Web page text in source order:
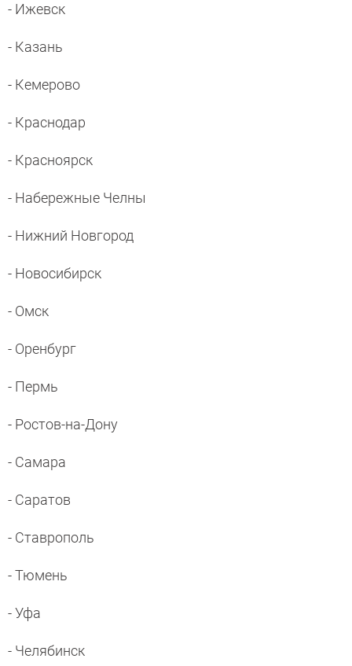
- Ижевск
- Казань
- Кемерово
- Краснодар
- Красноярск
- Набережные Челны
- Нижний Новгород
- Новосибирск
- Омск
- Оренбург
- Пермь
- Ростов-на-Дону
- Самара
- Саратов
- Ставрополь
- Тюмень
- Уфа
- Челябинск